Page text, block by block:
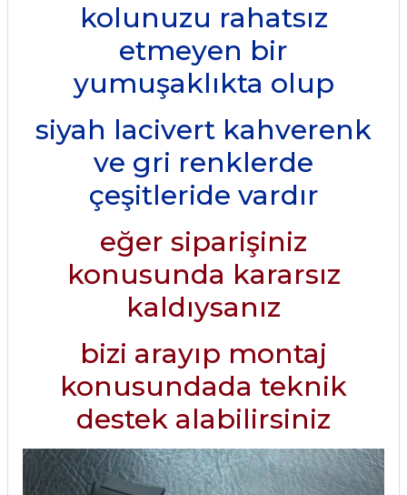
kolunuzu rahatsız
etmeyen bir
yumuşaklıkta olup
siyah lacivert kahverenk
ve gri renklerde
çeşitleride vardır
eğer siparişiniz
konusunda kararsız
kaldıysanız
bizi arayıp montaj
konusundada teknik
destek alabilirsiniz